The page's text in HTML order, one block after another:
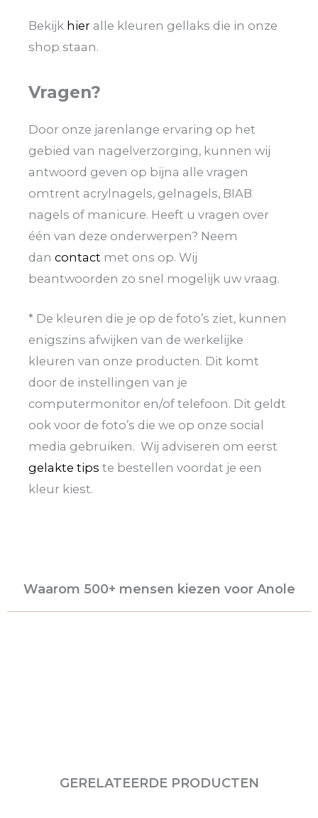
Bekijk hier alle kleuren gellaks die in onze
shop staan.
Vragen?
Door onze jarenlange ervaring op het
gebied van nagelverzorging, kunnen wij
antwoord geven op bijna alle vragen
omtrent acrylnagels, gelnagels, BIAB
nagels of manicure. Heeft u vragen over
één van deze onderwerpen? Neem
dan contact met ons op. Wij
beantwoorden zo snel mogelijk uw vraag.
* De kleuren die je op de foto’s ziet, kunnen
enigszins afwijken van de werkelijke
kleuren van onze producten. Dit komt
door de instellingen van je
computermonitor en/of telefoon. Dit geldt
ook voor de foto’s die we op onze social
media gebruiken. Wij adviseren om eerst
gelakte tips te bestellen voordat je een
kleur kiest.
Waarom 500+ mensen kiezen voor Anole
GERELATEERDE PRODUCTEN